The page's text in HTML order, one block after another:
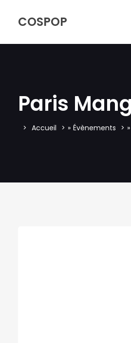
COSPOP
Paris
Accueil » Évènements »